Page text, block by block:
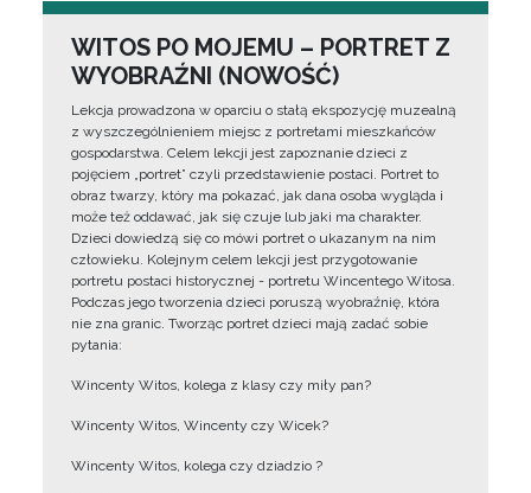
WITOS PO MOJEMU – PORTRET Z
WYOBRAŹNI (NOWOŚĆ)
Lekcja prowadzona w oparciu o stałą ekspozycję muzealną
z wyszczególnieniem miejsc z portretami mieszkańców
gospodarstwa. Celem lekcji jest zapoznanie dzieci z
pojęciem „portret” czyli przedstawienie postaci. Portret to
obraz twarzy, który ma pokazać, jak dana osoba wygląda i
może też oddawać, jak się czuje lub jaki ma charakter.
Dzieci dowiedzą się co mówi portret o ukazanym na nim
człowieku. Kolejnym celem lekcji jest przygotowanie
portretu postaci historycznej - portretu Wincentego Witosa.
Podczas jego tworzenia dzieci poruszą wyobraźnię, która
nie zna granic. Tworząc portret dzieci mają zadać sobie
pytania:
Wincenty Witos, kolega z klasy czy miły pan?
Wincenty Witos, Wincenty czy Wicek?
Wincenty Witos, kolega czy dziadzio ?